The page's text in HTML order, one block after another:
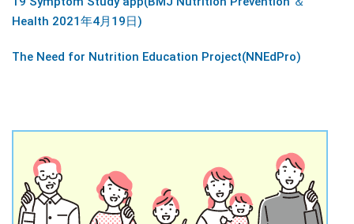
Health 2021年4月19日)
The Need for Nutrition Education Project(NNEdPro)